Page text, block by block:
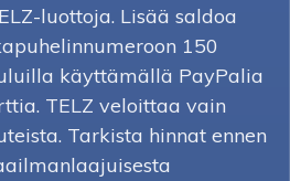
luottoja. Lisää saldoa
150
käyttämällä PayPalia
TELZ veloittaa vain
Tarkista hinnat ennen